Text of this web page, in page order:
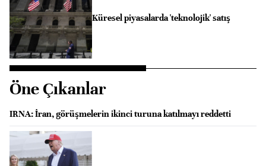
Küresel piyasalarda 'teknolojik' satış
Öne Çıkanlar
IRNA: İran, görüşmelerin ikinci turuna katılmayı reddetti